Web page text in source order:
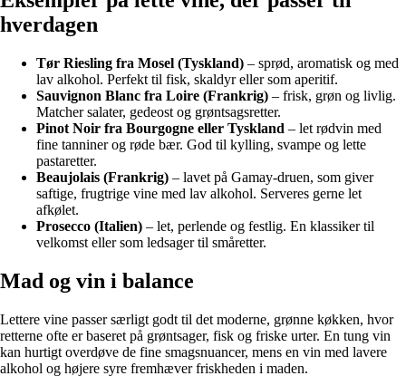
hverdagen
Tør Riesling fra Mosel (Tyskland) – sprød, aromatisk og med
lav alkohol. Perfekt til fisk, skaldyr eller som aperitif.
Sauvignon Blanc fra Loire (Frankrig) – frisk, grøn og livlig.
Matcher salater, gedeost og grøntsagsretter.
Pinot Noir fra Bourgogne eller Tyskland – let rødvin med
fine tanniner og røde bær. God til kylling, svampe og lette
pastaretter.
Beaujolais (Frankrig) – lavet på Gamay-druen, som giver
saftige, frugtrige vine med lav alkohol. Serveres gerne let
afkølet.
Prosecco (Italien) – let, perlende og festlig. En klassiker til
velkomst eller som ledsager til småretter.
Mad og vin i balance
Lettere vine passer særligt godt til det moderne, grønne køkken, hvor
retterne ofte er baseret på grøntsager, fisk og friske urter. En tung vin
kan hurtigt overdøve de fine smagsnuancer, mens en vin med lavere
alkohol og højere syre fremhæver friskheden i maden.